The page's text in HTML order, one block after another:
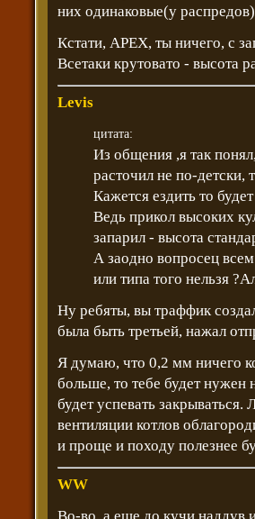
них одинаковые(у
Кстати, APEX, ты ничего, с
Всетаки крутовато - высота
Levis
цитата:
Из общения ,я так
расточил не по-детски,
Кажется ездить то
Ведь прикол высоких
запарил - высота
А заодно вопросец
или типа того нельзя
Ну ребяты, вы траффик
была быть третьей, нажал
Я думаю, что 0,2 мм ничего
больше, то тебе будет
будет успевать
вентиляции котлов
и проще и походу полезнее
WW